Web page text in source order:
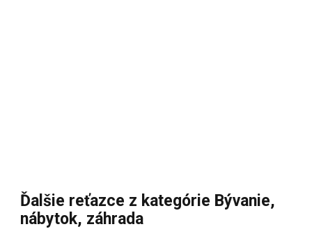
Ďalšie reťazce z kategórie Bývanie,
nábytok, záhrada